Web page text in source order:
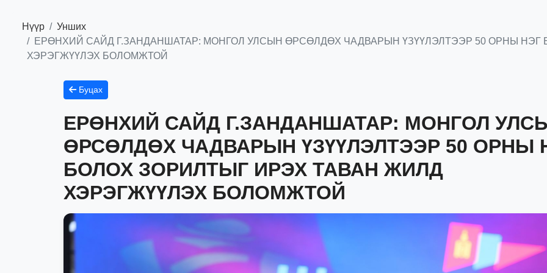
Нүүр
Унших
ЕРӨНХИЙ САЙД Г.ЗАНДАНШАТАР: МОНГОЛ УЛСЫН ӨРСӨЛДӨХ ЧАДВАРЫН ҮЗҮҮЛЭЛТЭЭР 50 ОРНЫ
ХЭРЭГЖҮҮЛЭХ БОЛОМЖТОЙ
Буцах
ЕРӨНХИЙ САЙД Г.ЗАНДАНШАТАР: МОНГОЛ
ӨРСӨЛДӨХ ЧАДВАРЫН ҮЗҮҮЛЭЛТЭЭР 50 ОРНЫ
БОЛОХ ЗОРИЛТЫГ ИРЭХ ТАВАН ЖИЛД
ХЭРЭГЖҮҮЛЭХ БОЛОМЖТОЙ